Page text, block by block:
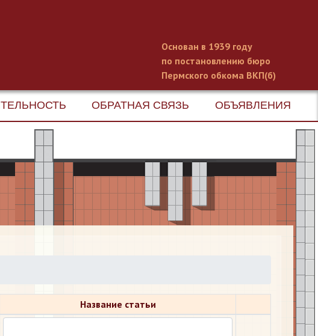
Основан в 1939 году
по постановлению бюро
Пермского обкома ВКП(б)
ОБРАТНАЯ СВЯЗЬ ОБЪЯВЛЕНИЯ
Название статьи